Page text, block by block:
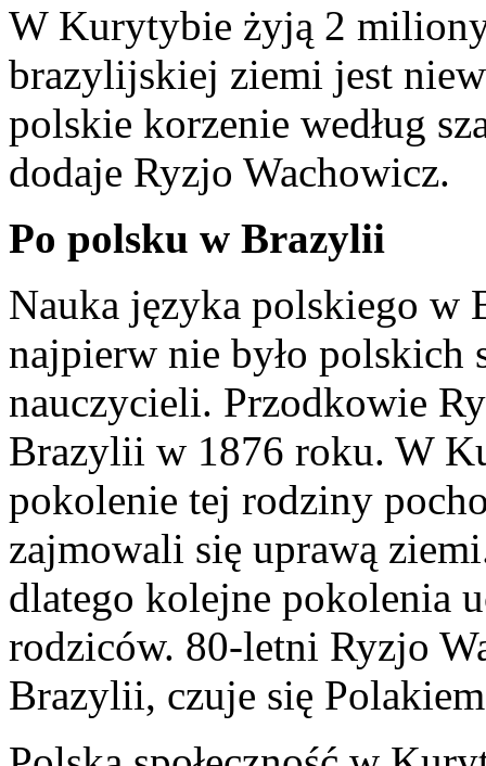
W Kurytybie żyją 2
brazylijskiej ziemi jest
polskie korzenie według
dodaje Ryzjo Wachowicz.
Po polsku w Brazylii
Nauka języka polskiego w
najpierw nie było polskich
nauczycieli. Przodkowie
Brazylii w 1876 roku. W
pokolenie tej rodziny
zajmowali się uprawą
dlatego kolejne pokolenia
rodziców. 80-letni Ryzjo
Brazylii, czuje się